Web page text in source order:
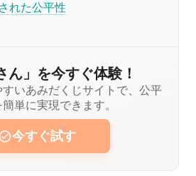
れた公平性
ん」を今すぐ体験！
いあみだくじサイトで、公平
単に実現できます。
今すぐ試す